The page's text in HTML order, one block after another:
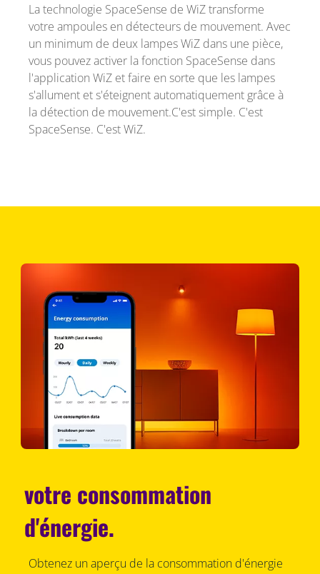
La technologie SpaceSense de WiZ transforme
votre ampoules en détecteurs de mouvement. Avec
un minimum de deux lampes WiZ dans une pièce,
vous pouvez activer la fonction SpaceSense dans
l'application WiZ et faire en sorte que les lampes
s'allument et s'éteignent automatiquement grâce à
la détection de mouvement.C'est simple. C'est
SpaceSense. C'est WiZ.
votre consommation
d'énergie.
Obtenez un aperçu de la consommation d'énergie